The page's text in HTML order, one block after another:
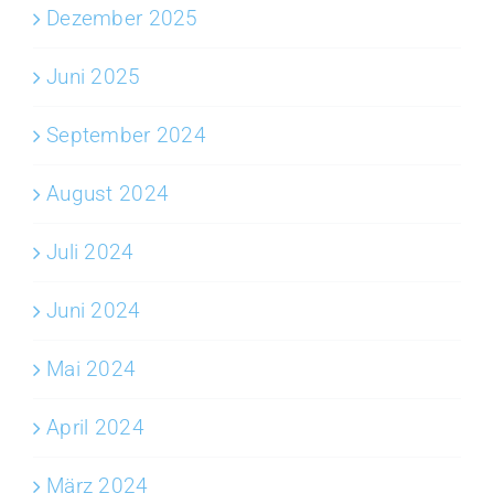
Dezember 2025
Juni 2025
September 2024
August 2024
Juli 2024
Juni 2024
Mai 2024
April 2024
März 2024